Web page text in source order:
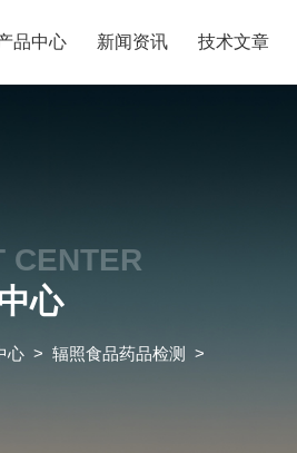
品中心 新闻资讯 技术文章
CENTER
心
心 > 辐照食品药品检测 >